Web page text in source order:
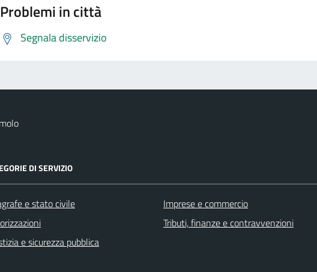
Problemi in città
Segnala disservizio
DI SERVIZIO
e stato civile
e sicurezza pubblica
Imprese e commercio
Tributi, finanze e contravvenzioni